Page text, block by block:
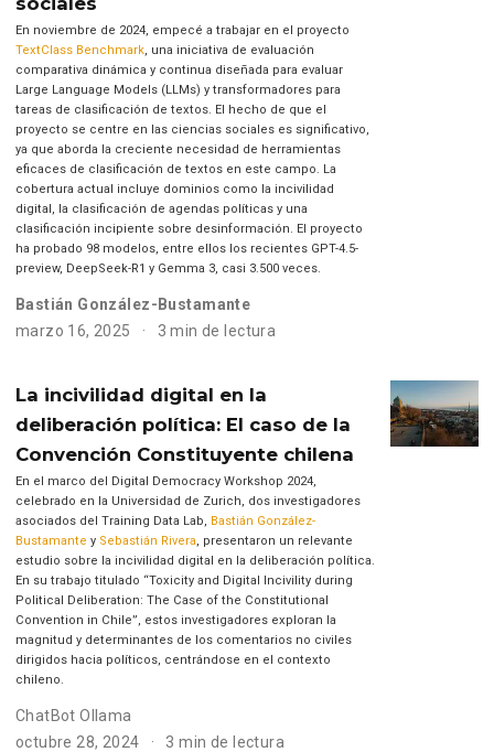
En noviembre de 2024, empecé a trabajar en el proyecto
TextClass Benchmark, una iniciativa de evaluación
comparativa dinámica y continua diseñada para evaluar
Large Language Models (LLMs) y transformadores para
tareas de clasificación de textos. El hecho de que el
proyecto se centre en las ciencias sociales es significativo,
ya que aborda la creciente necesidad de herramientas
eficaces de clasificación de textos en este campo. La
cobertura actual incluye dominios como la incivilidad
digital, la clasificación de agendas políticas y una
clasificación incipiente sobre desinformación. El proyecto
ha probado 98 modelos, entre ellos los recientes GPT-4.5-
preview, DeepSeek-R1 y Gemma 3, casi 3.500 veces.
Bastián González-Bustamante
marzo 16, 2025
3 min de lectura
La incivilidad digital en la
deliberación política: El caso de la
Convención Constituyente chilena
En el marco del Digital Democracy Workshop 2024,
celebrado en la Universidad de Zurich, dos investigadores
asociados del Training Data Lab, Bastián González-
Bustamante y Sebastián Rivera, presentaron un relevante
estudio sobre la incivilidad digital en la deliberación política.
En su trabajo titulado “Toxicity and Digital Incivility during
Political Deliberation: The Case of the Constitutional
Convention in Chile”, estos investigadores exploran la
magnitud y determinantes de los comentarios no civiles
dirigidos hacia políticos, centrándose en el contexto
chileno.
ChatBot Ollama
octubre 28, 2024
3 min de lectura